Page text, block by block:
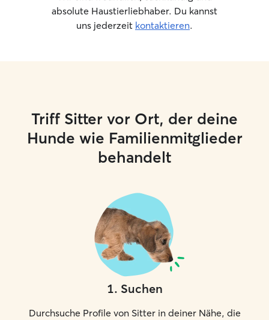
absolute Haustierliebhaber. Du kannst
uns jederzeit kontaktieren.
Triff Sitter vor Ort, der deine
Hunde wie Familienmitglieder
behandelt
1. Suchen
Durchsuche Profile von Sitter in deiner Nähe, die